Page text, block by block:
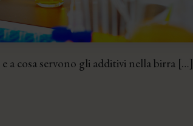
e a cosa servono gli additivi nella birra […]